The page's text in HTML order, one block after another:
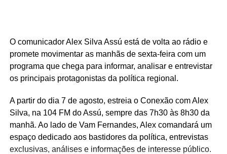
longo do mandato, Rafael também levou recursos para
municípios de todas as regiões do Rio Grande do Norte,
consolidando uma atuação parlamentar marcada pela
presença nos municípios e por investimentos que
O comunicador Alex Silva Assú está de volta ao rádio e
promete movimentar as manhãs de sexta-feira com um
programa que chega para informar, analisar e entrevistar
os principais protagonistas da política regional.
A partir do dia 7 de agosto, estreia o Conexão com Alex
Silva, na 104 FM do Assú, sempre das 7h30 às 8h30 da
manhã. Ao lado de Vam Fernandes, Alex comandará um
espaço dedicado aos bastidores da política, entrevistas
exclusivas, análises e informações de interesse público.